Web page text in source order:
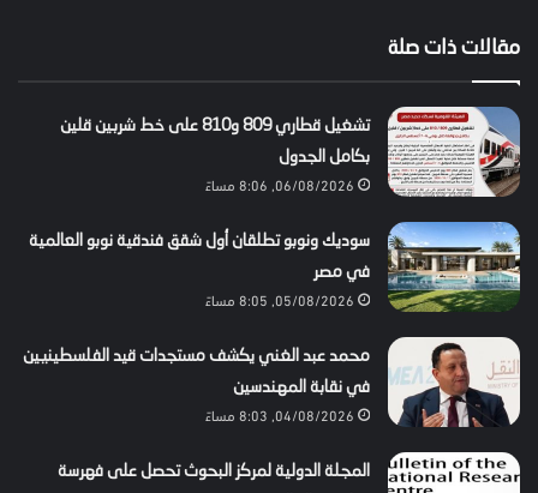
مقالات ذات صلة
تشغيل قطاري 809 و810 على خط شربين قلين
بكامل الجدول
06/08/2026, 8:06 مساءً
سوديك ونوبو تطلقان أول شقق فندقية نوبو العالمية
في مصر
05/08/2026, 8:05 مساءً
محمد عبد الغني يكشف مستجدات قيد الفلسطينيين
في نقابة المهندسين
04/08/2026, 8:03 مساءً
المجلة الدولية لمركز البحوث تحصل على فهرسة